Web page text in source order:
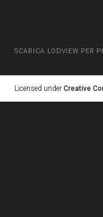
SCARICA LODVIEW PER
Licensed under Creative